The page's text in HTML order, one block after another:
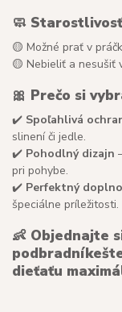
🧼
🟡 Možné prať v
🟡 Nebieliť a nesušiť
🎀 Prečo si
✔️ Spoľahlivá
slinení či jedle.
✔️ Pohodlný dizajn
pri pohybe.
✔️ Perfektný
špeciálne príležitosti.
👶 Objednajte
podbradník
dieťaťu